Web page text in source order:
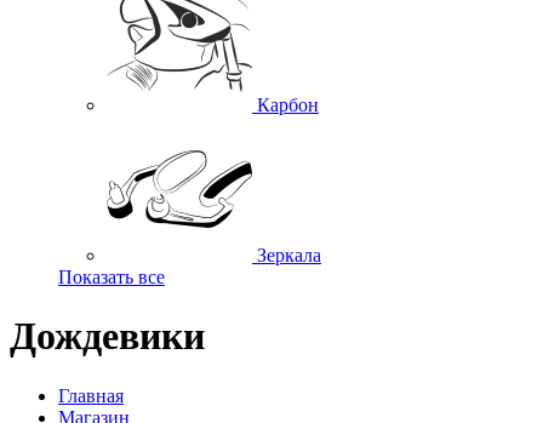
Карбон
Зеркала
Показать все
Дождевики
Главная
Магазин